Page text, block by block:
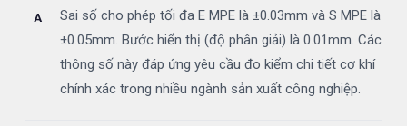
Sai số cho phép tối đa E MPE là ±0.03mm và S MPE là
±0.05mm. Bước hiển thị (độ phân giải) là 0.01mm. Các
thông số này đáp ứng yêu cầu đo kiểm chi tiết cơ khí
chính xác trong nhiều ngành sản xuất công nghiệp.